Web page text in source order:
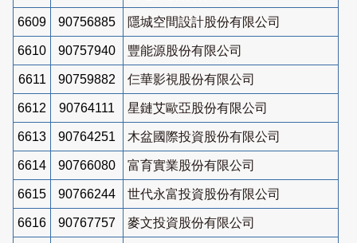
6609 90756885 隱城空間設計股份有限公司
6610 90757940 豐能源股份有限公司
6611 90759882 仨華影視股份有限公司
6612 90764111 星鏈艾歐亞股份有限公司
6613 90764251 木盆國際投資股份有限公司
6614 90766080 富育實業股份有限公司
6615 90766244 世代永富投資股份有限公司
6616 90767757 麥文投資股份有限公司